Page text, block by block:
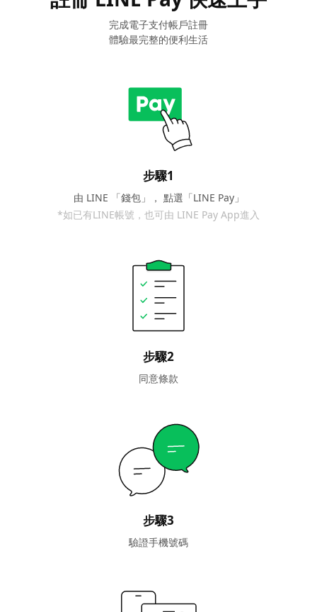
完成電子支付帳戶註冊
體驗最完整的便利生活
步驟1
由 LINE 「錢包」， 點選「LINE Pay」
*如已有LINE帳號，也可由 LINE Pay App進入
步驟2
同意條款
步驟3
驗證手機號碼